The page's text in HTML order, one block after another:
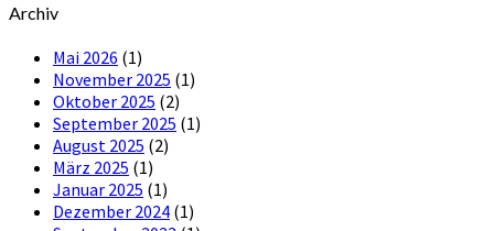
Archiv
Mai 2026 (1)
November 2025 (1)
Oktober 2025 (2)
September 2025 (1)
August 2025 (2)
März 2025 (1)
Januar 2025 (1)
Dezember 2024 (1)